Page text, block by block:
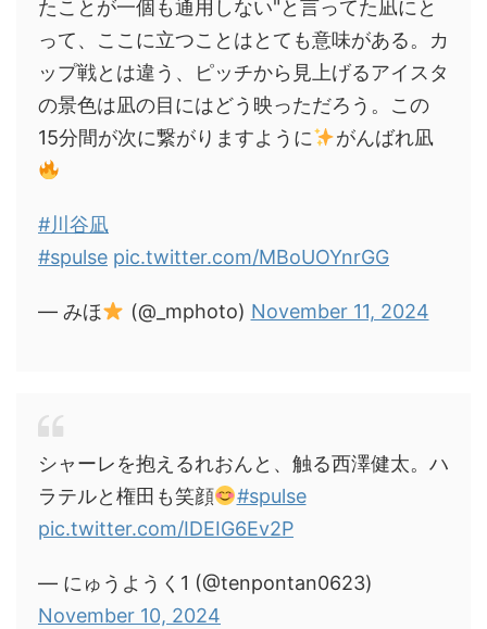
たことが一個も通用しない"と言ってた凪にと
って、ここに立つことはとても意味がある。カ
ップ戦とは違う、ピッチから見上げるアイスタ
の景色は凪の目にはどう映っただろう。この
15分間が次に繋がりますように
がんばれ凪
#川谷凪
#spulse pic.twitter.com/MBoUOYnrGG
— みほ (@_mphoto) November 11, 2024
シャーレを抱えるれおんと、触る西澤健太。ハ
ラテルと権田も笑顔
#spulse
pic.twitter.com/IDEIG6Ev2P
— にゅうようく1 (@tenpontan0623)
November 10, 2024